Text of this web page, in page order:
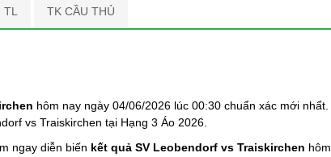
TK CẦU THỦ
hôm nay ngày 04/06/2026 lúc 00:30 chuẩn xác mới nhất.
vs Traiskirchen tại Hạng 3 Áo 2026.
ngay diễn biến kết quả SV Leobendorf vs Traiskirchen hôm